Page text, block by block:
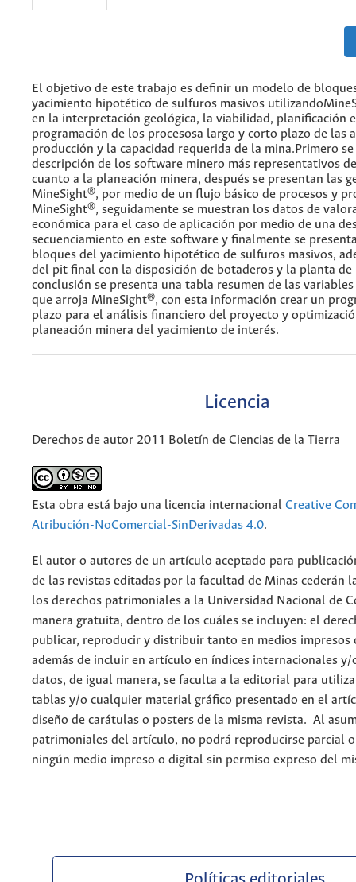
El objetivo de este trabajo es definir un modelo de
yacimiento hipotético de sulfuros masivos
en la interpretación geológica, la viabilidad, planificación
programación de los procesosa largo y corto plazo de las
producción y la capacidad requerida de la mina.Primero
descripción de los software minero más representativos
cuanto a la planeación minera, después se presentan las
MineSight®, por medio de un flujo básico de procesos y
MineSight®, seguidamente se muestran los datos de
económica para el caso de aplicación por medio de una
secuenciamiento en este software y finalmente se
bloques del yacimiento hipotético de sulfuros masivos,
del pit final con la disposición de botaderos y la planta de
conclusión se presenta una tabla resumen de las
que arroja MineSight®, con esta información crear un
plazo para el análisis financiero del proyecto y
planeación minera del yacimiento de interés.
Licencia
Derechos de autor 2011 Boletín de Ciencias de la Tierra
Esta obra está bajo una licencia internacional Creative
Atribución-NoComercial-SinDerivadas 4.0.
El autor o autores de un artículo aceptado para
de las revistas editadas por la facultad de Minas cederán
los derechos patrimoniales a la Universidad Nacional de
manera gratuita, dentro de los cuáles se incluyen: el
publicar, reproducir y distribuir tanto en medios impresos
además de incluir en artículo en índices internacionales y/
datos, de igual manera, se faculta a la editorial para
tablas y/o cualquier material gráfico presentado en el
diseño de carátulas o posters de la misma revista. Al
patrimoniales del artículo, no podrá reproducirse parcial
ningún medio impreso o digital sin permiso expreso del